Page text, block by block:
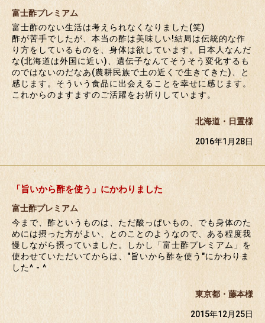
富士酢プレミアム
富士酢のない生活は考えられなくなりました(笑)
酢が苦手でしたが、本当の酢は美味しい!結局は伝統的な作
り方をしているものを、身体は欲しています。日本人なんだ
な(北海道は外国に近い)、遺伝子なんてそうそう変化するも
のではないのだなあ(農耕民族で土の近くで生きてきた)、と
感じます。そういう食品に出会えることを幸せに感じます。
これからのますますのご活躍をお祈りしています。
北海道・日置様
2016年1月28日
「旨いから酢を使う」にかわりました
富士酢プレミアム
今まで、酢というものは、ただ酸っぱいもの、でも身体のた
めには摂った方がよい、とのことのようなので、ある程度我
慢しながら摂っていました。しかし「富士酢プレミアム」を
使わせていただいてからは、"旨いから酢を使う"にかわりま
した^ - ^
東京都・藤本様
2015年12月25日